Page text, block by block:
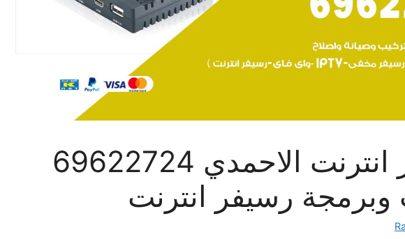
فني رسيفر انترنت الاحمدي 69622724
رسيفر انترنت